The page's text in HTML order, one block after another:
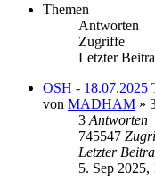
Themen
Antworten
Zugriffe
Letzter
OSH - 18.07.2025
von MADHAM »
3 Antworten
745547
Letzter
5. Sep 2025,